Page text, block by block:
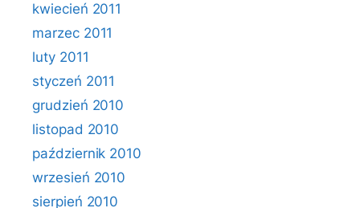
kwiecień 2011
marzec 2011
luty 2011
styczeń 2011
grudzień 2010
listopad 2010
październik 2010
wrzesień 2010
sierpień 2010